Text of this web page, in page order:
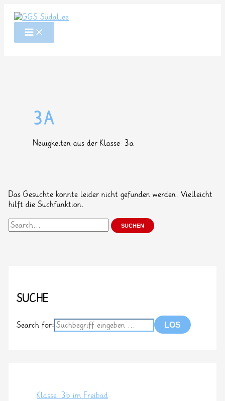
Inhalt
springen
3A
Neuigkeiten aus der Klasse 3a
Das Gesuchte konnte leider nicht gefunden werden. Vielleicht
hilft die Suchfunktion.
Suchen
nach:
SUCHE
Search for:
Klasse 3b im Freibad